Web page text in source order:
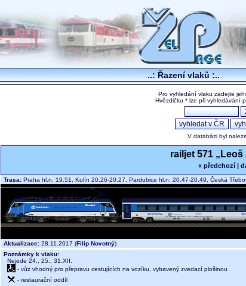
..: Řazení vlaků :..
Pro vyhledání vlaku zadejte
Hvězdičku * lze při vyhledávání
V databázi byl
railjet 571 „Leoš
« předchozí|
Trasa: Praha hl.n. 19.51, Kolín 20.26-20.27, Pardubice hl.n. 20.47-20.49, Česká
Aktualizace: 28.11.2017 (Filip Novotný)
Poznámky k vlaku:
Nejede 24., 25., 31.XII.
- vůz vhodný pro přepravu cestujících na vozíku, vybavený zvedací plošinou
- restaurační oddíl